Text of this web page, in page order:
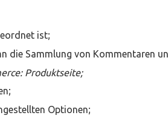
ist;
die Sammlung von Kommentaren
Produktseite;
Optionen;